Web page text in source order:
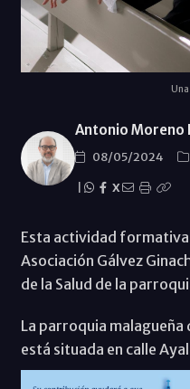
Antonio Moreno
08/05/2024
X
Esta actividad
Asociación Gálvez
de la Salud de la
La parroquia malagueña
está situada en calle